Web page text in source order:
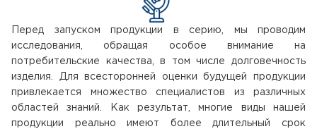
Перед запуском продукции в серию, мы проводим
исследования, обращая особое внимание на
потребительские качества, в том числе долговечность
изделия. Для всесторонней оценки будущей продукции
привлекается множество специалистов из различных
областей знаний. Как результат, многие виды нашей
продукции реально имеют более длительный срок